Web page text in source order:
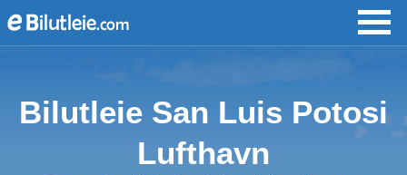
Bilutleie San Luis Potosi
Lufthavn